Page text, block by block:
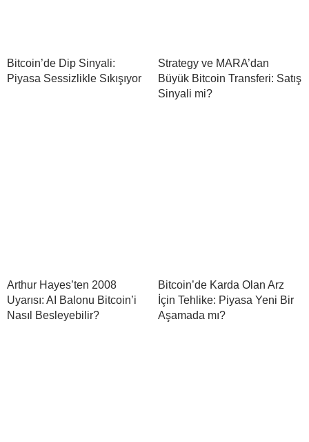
Bitcoin’de Dip Sinyali:
Piyasa Sessizlikle Sıkışıyor
Strategy ve MARA’dan
Büyük Bitcoin Transferi: Satış
Sinyali mi?
Arthur Hayes’ten 2008
Uyarısı: AI Balonu Bitcoin’i
Nasıl Besleyebilir?
Bitcoin’de Karda Olan Arz
İçin Tehlike: Piyasa Yeni Bir
Aşamada mı?